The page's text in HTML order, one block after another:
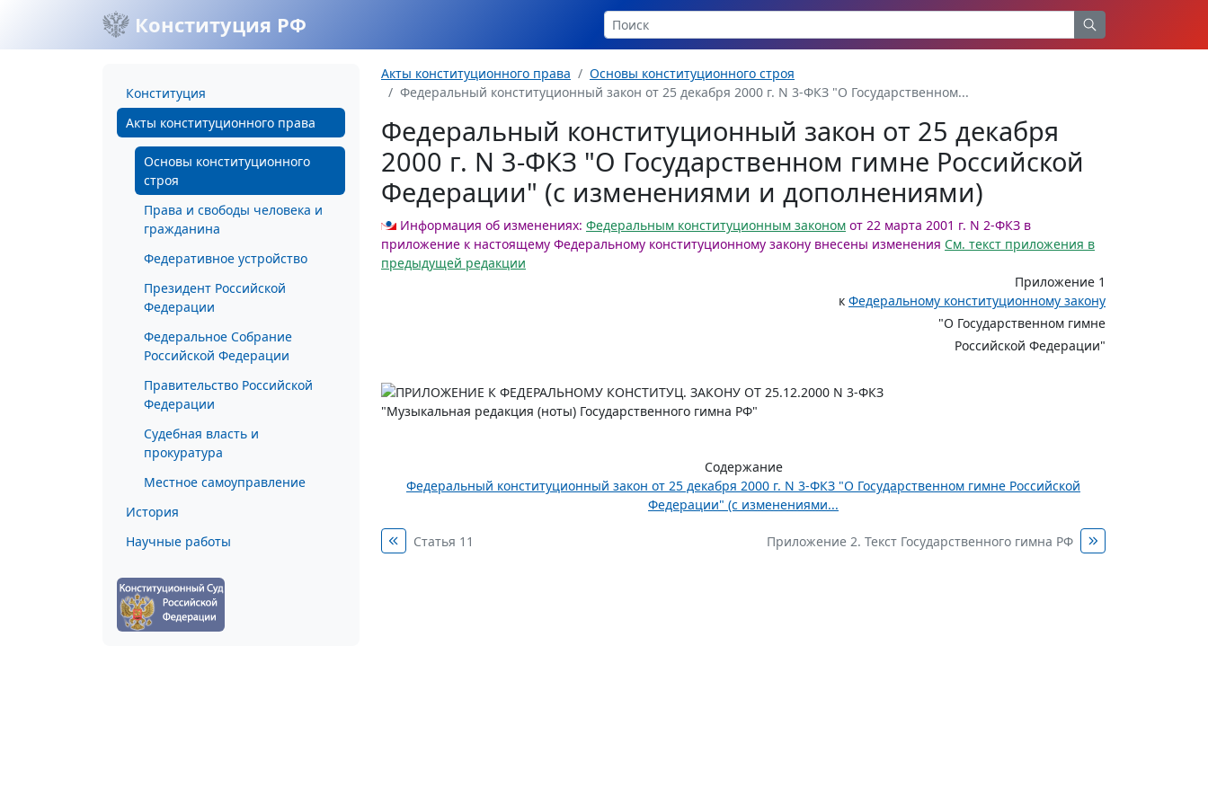
Конституция РФ
Конституция
Акты конституционного права
Основы конституционного
строя
Права и свободы человека и
гражданина
Федеративное устройство
Президент Российской
Федерации
Федеральное Собрание
Российской Федерации
Правительство Российской
Федерации
Судебная власть и
прокуратура
Местное самоуправление
История
Научные работы
Акты конституционного права
Основы конституционного строя
Федеральный конституционный закон от 25 декабря 2000 г. N 3-ФКЗ "О Государственном...
Федеральный конституционный закон от 25 декабря
2000 г. N 3-ФКЗ "О Государственном гимне Российской
Федерации" (с изменениями и дополнениями)
Информация об изменениях: Федеральным конституционным законом от 22 марта 2001 г. N 2-ФКЗ в
приложение к настоящему Федеральному конституционному закону внесены изменения См. текст приложения в
предыдущей редакции
Приложение 1
к Федеральному конституционному закону
"О Государственном гимне
Российской Федерации"
"Музыкальная редакция (ноты) Государственного гимна РФ"
Содержание
Федеральный конституционный закон от 25 декабря 2000 г. N 3-ФКЗ "О Государственном гимне Российской
Федерации" (с изменениями...
Статья 11 Приложение 2. Текст Государственного гимна РФ